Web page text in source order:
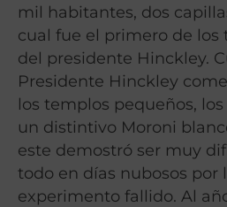
mil habitantes, dos
cual fue el primero de los
del presidente Hinckley.
Presidente Hinckley
los templos pequeños,
un distintivo Moroni
este demostró ser muy
todo en días nubosos por
experimento fallido. Al